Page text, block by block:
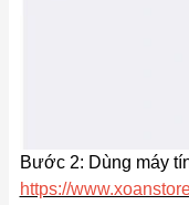
Bước 2: Dùng máy
https://